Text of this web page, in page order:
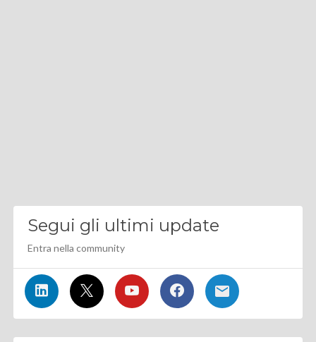
Segui gli ultimi update
Entra nella community